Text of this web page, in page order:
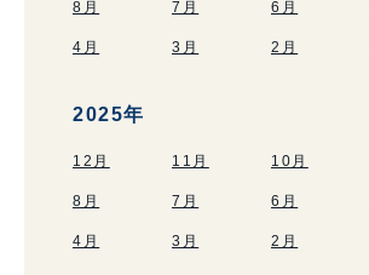
8月 7月 6月
4月 3月 2月
2025年
12月 11月 10月
8月 7月 6月
4月 3月 2月